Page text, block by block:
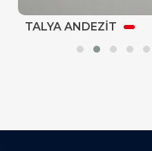
TALYA ANDEZİT